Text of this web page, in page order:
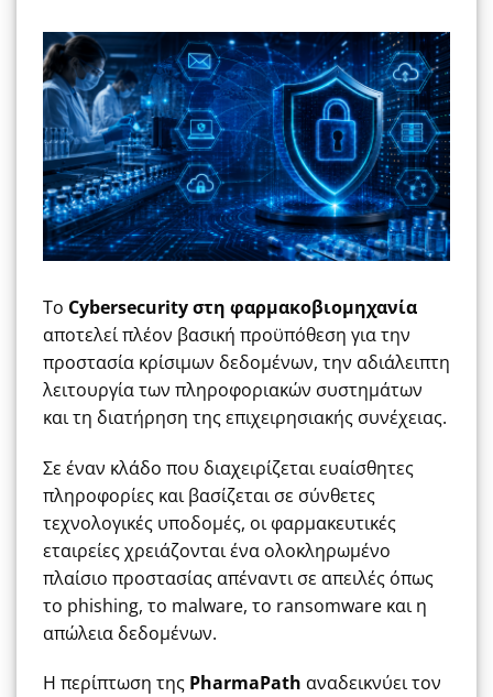
Το Cybersecurity στη φαρμακοβιομηχανία
αποτελεί πλέον βασική προϋπόθεση για την
προστασία κρίσιμων δεδομένων, την αδιάλειπτη
λειτουργία των πληροφοριακών συστημάτων
και τη διατήρηση της επιχειρησιακής συνέχειας.
Σε έναν κλάδο που διαχειρίζεται ευαίσθητες
πληροφορίες και βασίζεται σε σύνθετες
τεχνολογικές υποδομές, οι φαρμακευτικές
εταιρείες χρειάζονται ένα ολοκληρωμένο
πλαίσιο προστασίας απέναντι σε απειλές όπως
το phishing, το malware, το ransomware και η
απώλεια δεδομένων.
Η περίπτωση της PharmaPath αναδεικνύει τον